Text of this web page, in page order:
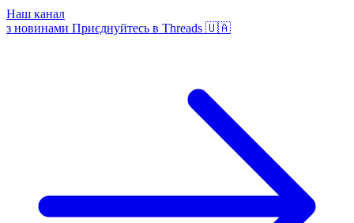
Наш канал
з новинами Приєднуйтесь в Threads 🇺🇦